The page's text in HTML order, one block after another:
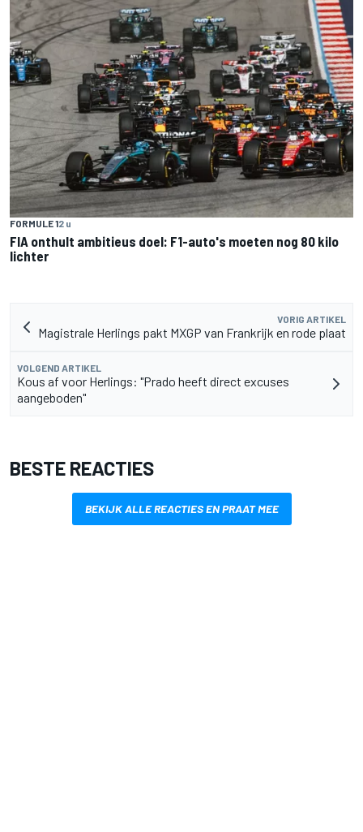
FORMULE 12 u
FIA onthult ambitieus doel: F1-auto's moeten nog 80 kilo
lichter
VORIG ARTIKEL
Magistrale Herlings pakt MXGP van Frankrijk en rode plaat
VOLGEND ARTIKEL
Kous af voor Herlings: "Prado heeft direct excuses
aangeboden"
BESTE REACTIES
BEKIJK ALLE REACTIES EN PRAAT MEE